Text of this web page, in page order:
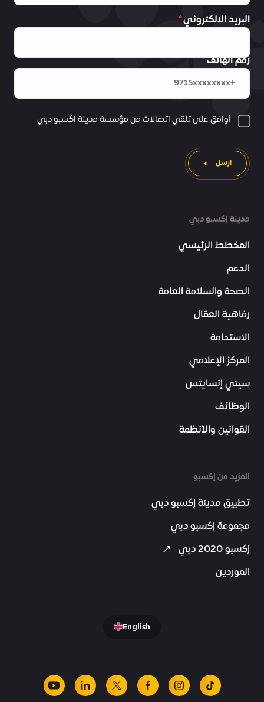
مدينة إكسبو دبي
المخطط الرئيسي
الدعم
الصحة والسلامة العامة
رفاهية العمّال
الاستدامة
المركز الإعلامي
سيتي إنسايتس
الوظائف
القوانين والأنظمة
المزيد من إكسبو
تطبيق مدينة إكسبو دبي
مجموعة إكسبو دبي
إكسبو 2020 دبي
الموردين
البريد الالكتروني
رقم الهاتف
أوافق على تلقي اتصالات من مؤسسة مدينة اكسبو دبي
ارسل
English
tiktok
instagram
facebook
x
linkedin
youtube